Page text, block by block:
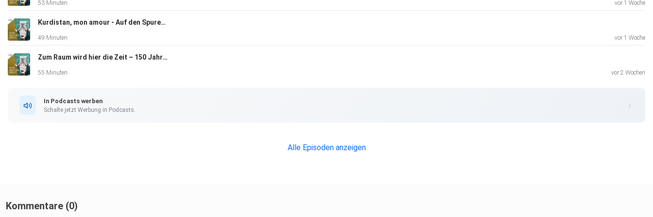
53 Minuten vor 1 Woche
Kurdistan, mon amour - Auf den Spuren des Schriftstellers Bachtyar Ali
49 Minuten vor 1 Woche
Zum Raum wird hier die Zeit – 150 Jahre Bayreuther Festspiele
55 Minuten vor 2 Wochen
In Podcasts werben
Schalte jetzt Werbung in Podcasts.
Alle Episoden anzeigen
Kommentare (0)